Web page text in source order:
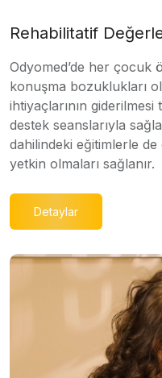
Rehabilitatif
Odyomed’de her çocuk
konuşma bozuklukları
ihtiyaçlarının
destek seanslarıyla
dahilindeki eğitimlerle
yetkin olmaları sağlanır.
Detaylar